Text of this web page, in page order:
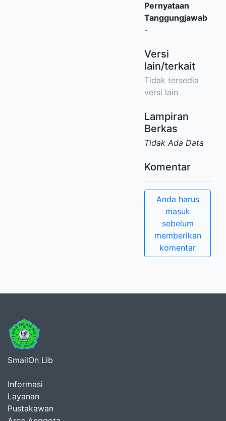
Pernyataan
Tanggungjawab
-
Versi
lain/terkait
Tidak tersedia
versi lain
Lampiran
Berkas
Tidak Ada Data
Komentar
Anda harus
masuk
sebelum
memberikan
komentar
SmailOn Lib
Informasi
Layanan
Pustakawan